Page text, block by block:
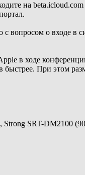
на beta.icloud.com
вопросом о входе в
в ходе
быстрее. При этом
SRT-DM2100